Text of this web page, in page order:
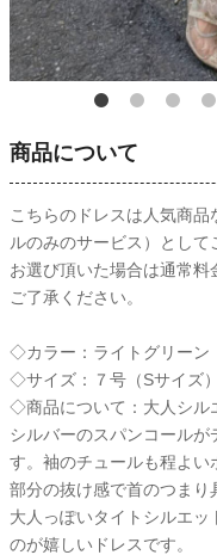
商品について
こちらのドレスは人気商
ルのみのサービス）として
お選び頂いた場合は通常
ご了承ください。
◇カラー：ライトグリーン
◇サイズ：７号（Sサイズ）
◇商品について：大人シル
シルバーのスパンコールが
す。袖のチュールも程よい
部分の抜け感で首のつまり
大人っぽいタイトシルエ
のが嬉しいドレスです。